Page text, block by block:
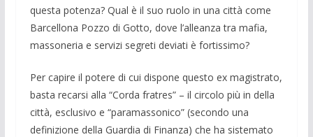
questa potenza? Qual è il suo ruolo in una città come
Barcellona Pozzo di Gotto, dove l’alleanza tra mafia,
mas­soneria e servizi segreti deviati è fortissi­mo?
Per capire il potere di cui dispone que­sto ex magistrato,
basta recarsi alla “Cor­da fratres” – il circolo più in della
città, esclusivo e “paramassonico” (secondo una
definizione della Guardia di Finanza) che ha sistemato